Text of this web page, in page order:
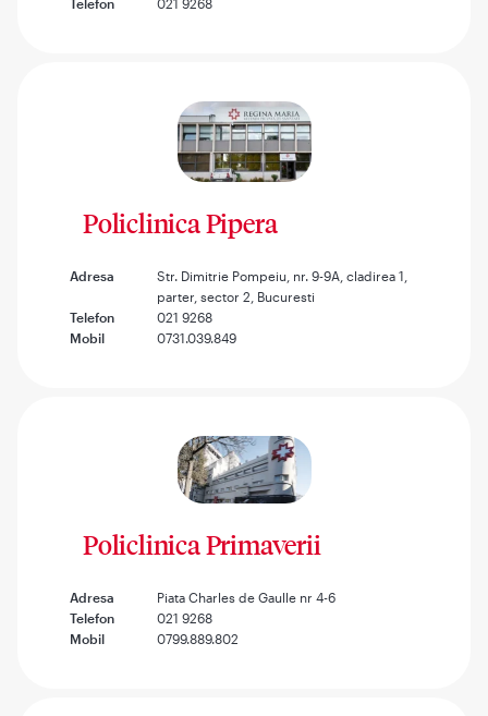
Policlinica Pipera
Adresa
Str. Dimitrie Pompeiu, nr. 9-9A, cladirea 1,
parter, sector 2, Bucuresti
Telefon
021 9268
Mobil
0731.039.849
Policlinica Primaverii
Adresa
Piata Charles de Gaulle nr 4-6
Telefon
021 9268
Mobil
0799.889.802